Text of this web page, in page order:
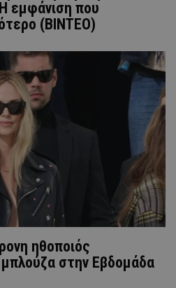
εμφάνιση που
(ΒΙΝΤΕΟ)
ηθοποιός
στην Εβδομάδα